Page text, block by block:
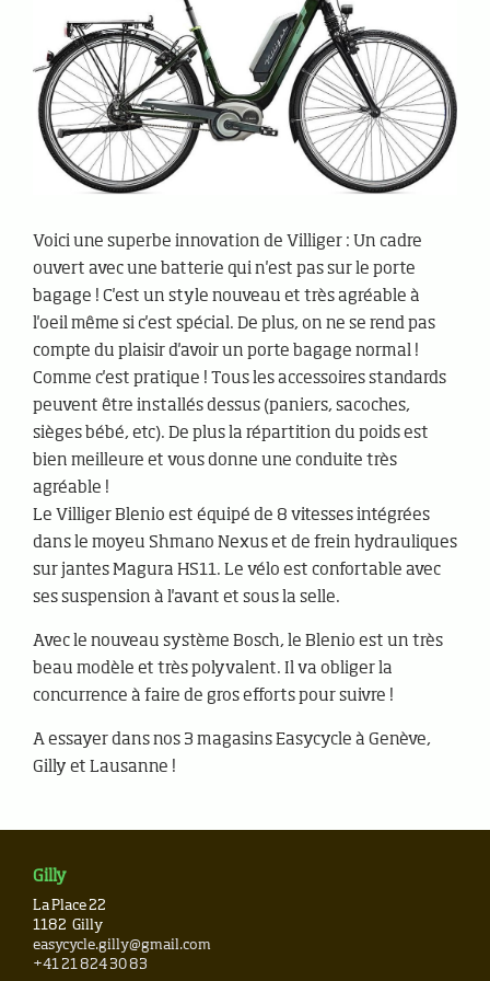
Voici une superbe innovation de Villiger : Un cadre
ouvert avec une batterie qui n'est pas sur le porte
bagage ! C'est un style nouveau et très agréable à
l'oeil même si c'est spécial. De plus, on ne se rend pas
compte du plaisir d'avoir un porte bagage normal !
Comme c'est pratique ! Tous les accessoires standards
peuvent être installés dessus (paniers, sacoches,
sièges bébé, etc). De plus la répartition du poids est
bien meilleure et vous donne une conduite très
agréable !
Le Villiger Blenio est équipé de 8 vitesses intégrées
dans le moyeu Shmano Nexus et de frein hydrauliques
sur jantes Magura HS11. Le vélo est confortable avec
ses suspension à l'avant et sous la selle.
Avec le nouveau système Bosch, le Blenio est un très
beau modèle et très polyvalent. Il va obliger la
concurrence à faire de gros efforts pour suivre !
A essayer dans nos 3 magasins Easycycle à Genève,
Gilly et Lausanne !
Gilly
La Place 22
1182 Gilly
easycycle.gilly@gmail.com
+41 21 824 30 83